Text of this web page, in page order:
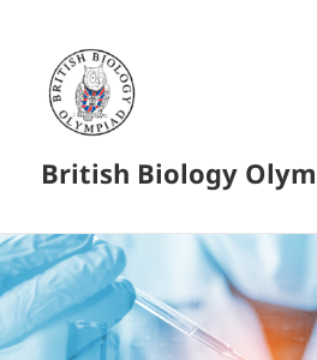
British Biology